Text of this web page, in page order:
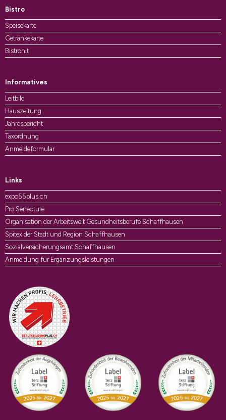
Bistro
Speisekarte
Getränkekarte
Bistrohit
Informatives
Leitbild
Hauszeitung
Jahresbericht
Taxordnung
Anmeldeformular
Links
expo55plus.ch
Pro Senectute
Organisation der Arbeitswelt Gesundheitsberufe Schaffhausen
Spitex der Stadt und Region Schaffhausen
Sozialversicherungsamt Schaffhausen
Anmeldung für Ergänzungsleistungen
Auszeichnungen